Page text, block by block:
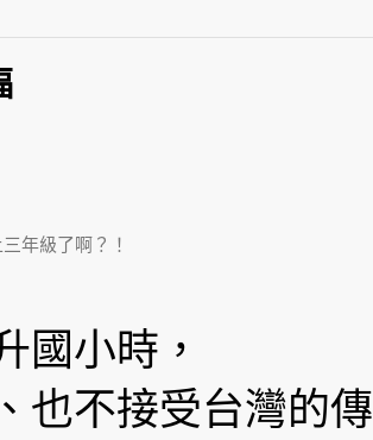
年級了啊？！
國小時，
也不接受台灣的傳